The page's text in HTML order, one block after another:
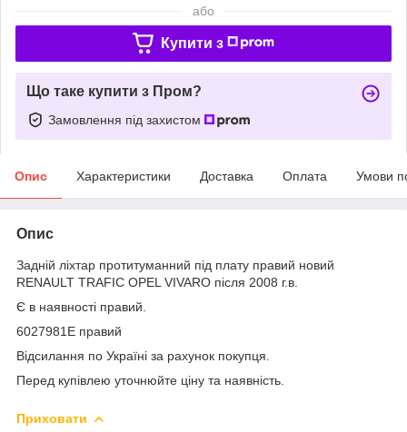
або
Купити з
Що таке купити з Пром?
Замовлення під захистом
Опис Характеристики Доставка Оплата Умови
Опис
Задній ліхтар протитуманний під плату правий новий
RENAULT TRAFIC OPEL VIVARO після 2008 г.в.
Є в наявності правий.
6027981E правий
Відсилання по Україні за рахунок покупця.
Перед купівлею уточнюйте ціну та наявність.
Приховати